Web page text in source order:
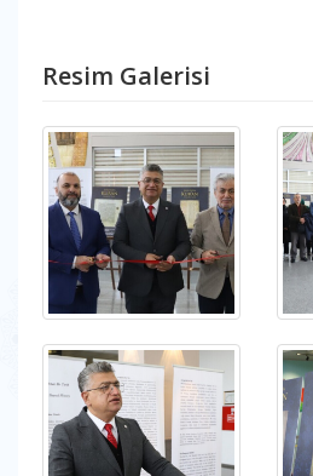
Resim Galerisi